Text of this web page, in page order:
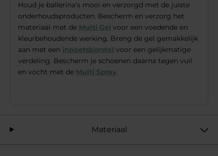
Houd je ballerina's mooi en verzorgd met de juiste
onderhoudsproducten. Bescherm en verzorg het
materiaal met de Multi Gel voor een voedende en
kleurbehoudende werking. Breng de gel gemakkelijk
aan met een inpoetsborstel voor een gelijkmatige
verdeling. Bescherm je schoenen daarna tegen vuil
en vocht met de Multi Spray.
Materiaal